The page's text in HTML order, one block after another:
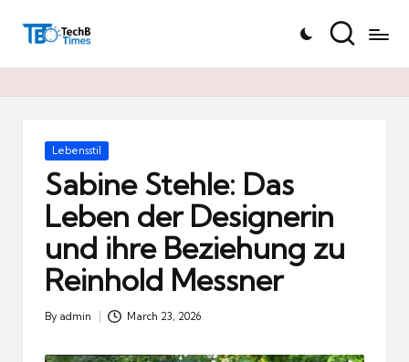
T
h
Posted
Lebensstil
Sabine Stehle: Das
Leben der Designerin
und ihre Beziehung zu
Reinhold Messner
Posted
By admin March 23, 2026